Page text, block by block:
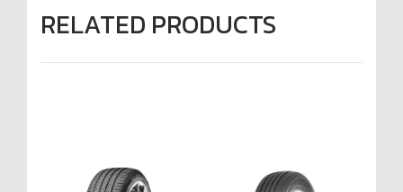
RELATED PRODUCTS